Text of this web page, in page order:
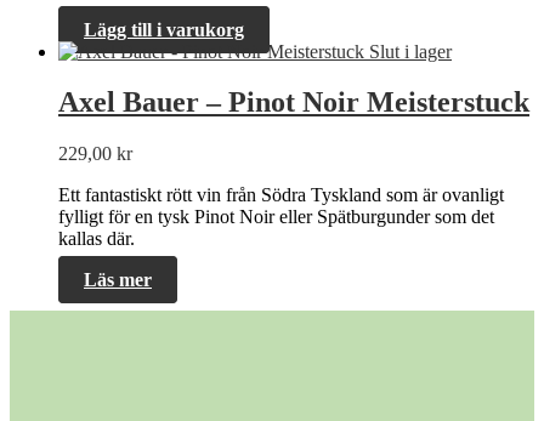
Lägg till i varukorg
Slut i lager
Axel Bauer – Pinot Noir Meisterstuck
229,00 kr
Ett fantastiskt rött vin från Södra Tyskland som är ovanligt
fylligt för en tysk Pinot Noir eller Spätburgunder som det
kallas där.
Läs mer